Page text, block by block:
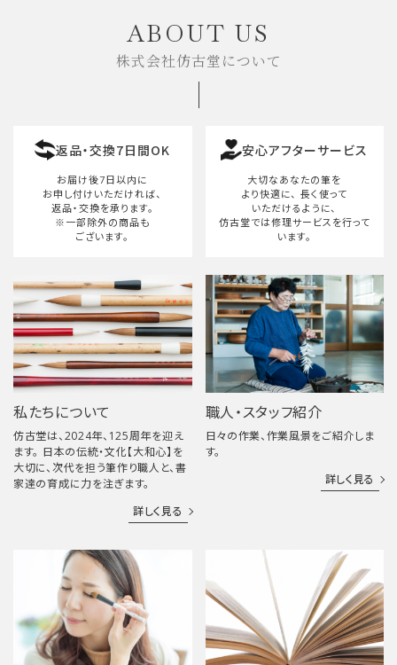
ABOUT US
株式会社仿古堂について
返品・交換7日間OK
お届け後7日以内に
お申し付けいただければ、
返品・交換を承ります。
※一部除外の商品も
ございます。
安心アフターサービス
大切なあなたの筆を
より快適に、 長く使って
いただけるように、
仿古堂では修理サービスを行って
います。
私たちについて
仿古堂は、2024年、125周年を迎え
ます。 日本の伝統・文化【大和心】を
大切に、次代を担う筆作り職人と、書
家達の育成に力を注ぎます。
詳しく見る
職人・スタッフ紹介
日々の作業、作業風景をご紹介しま
す。
詳しく見る